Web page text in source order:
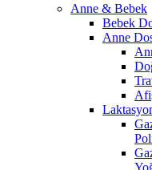
Anne & Bebek
Bebek
Anne